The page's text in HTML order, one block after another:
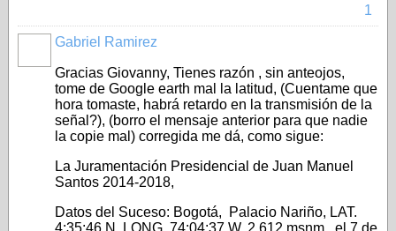
1
Gabriel Ramirez
Gracias Giovanny, Tienes razón , sin anteojos,
tome de Google earth mal la latitud, (Cuentame que
hora tomaste, habrá retardo en la transmisión de la
señal?), (borro el mensaje anterior para que nadie
la copie mal) corregida me dá, como sigue:
La Juramentación Presidencial de Juan Manuel
Santos 2014-2018,
Datos del Suceso: Bogotá, Palacio Nariño, LAT.
4:35:46 N, LONG. 74:04:37 W, 2.612 msnm, el 7 de